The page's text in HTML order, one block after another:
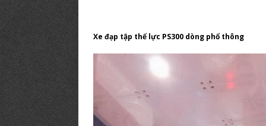
Xe đạp tập thể lực PS300 dòng phổ thông